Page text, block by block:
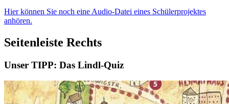
Hier können Sie noch eine Audio-Datei eines Schülerprojektes
anhören.
Seitenleiste Rechts
Unser TIPP: Das Lindl-Quiz